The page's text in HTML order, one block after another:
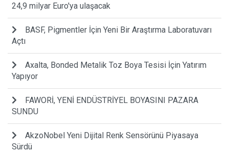
24,9 milyar Euro'ya ulaşacak
BASF, Pigmentler İçin Yeni Bir Araştırma Laboratuvarı
Açtı
Axalta, Bonded Metalik Toz Boya Tesisi İçin Yatırım
Yapıyor
FAWORİ, YENİ ENDÜSTRİYEL BOYASINI PAZARA
SUNDU
AkzoNobel Yeni Dijital Renk Sensörünü Piyasaya
Sürdü